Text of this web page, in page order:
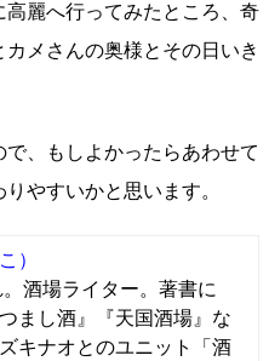
麗へ行ってみたところ、奇
メさんの奥様とその日いき
、もしよかったらあわせて
やすいかと思います。
）
酒場ライター。著書に
まし酒』『天国酒場』な
キナオとのユニット「酒